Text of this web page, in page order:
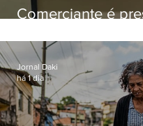
Comerciante é
loja
Jornal Daki
há 1 dia